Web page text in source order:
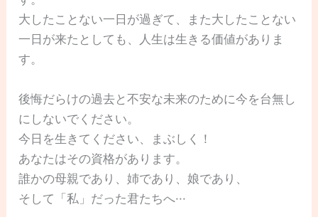
大したことない一日が過ぎて、また大したことない
一日が来たとしても、人生は生きる価値がありま
す。
後悔だらけの過去と不安な未来のために今を台無し
にしないでください。
今日を生きてください、まぶしく！
あなたはその資格があります。
誰かの母親であり、姉であり、娘であり、
そして「私」だった君たちへ···